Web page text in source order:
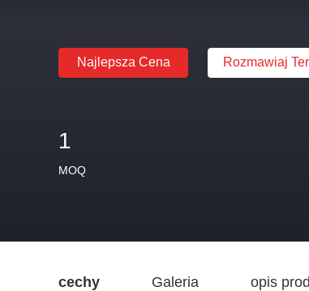
Najlepsza Cena Rozmawiaj
1
MOQ
cechy Galeria opis